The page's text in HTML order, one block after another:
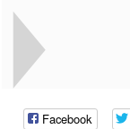
Facebook